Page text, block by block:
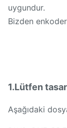
uygundur.
Bizden
1.Lütfen
Aşağıdaki